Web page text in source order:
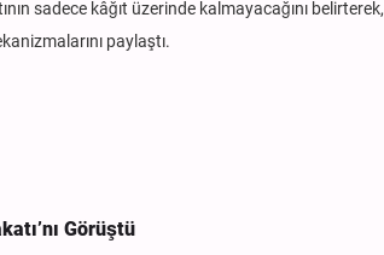
sadece kâğıt üzerinde kalmayacağını belirterek,
paylaştı.
Görüştü